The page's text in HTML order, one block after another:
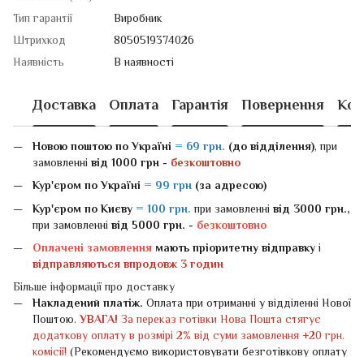
Тип гарантії
Виробник
Штрихкод
8050519374026
Наявність
В наявності
Доставка Оплата Гарантія Повернення
Новою поштоюпо Україні = 69 грн. (до відділення), при
замовленні від 1000 грн - безкоштовно
Кур'єром по Україні = 99 грн (за адресою)
Кур'єром по Києву = 100 грн. при замовленні від 3000 грн.,
при замовленні від 5000 грн. - безкоштовно
Оплачені замовлення мають пріоритетну відправкуі
відправляються впродовж 3 годин
Більше інформації про доставку
Накладений платіж. Оплата при отриманні у відділенні Нової
Поштою.УВАГА! За переказ готівки Нова Пошта стягує
додаткову оплату в розмірі 2% від суми замовлення +20 грн.
комісії! (Рекомендуємо використовувати безготівкову оплату